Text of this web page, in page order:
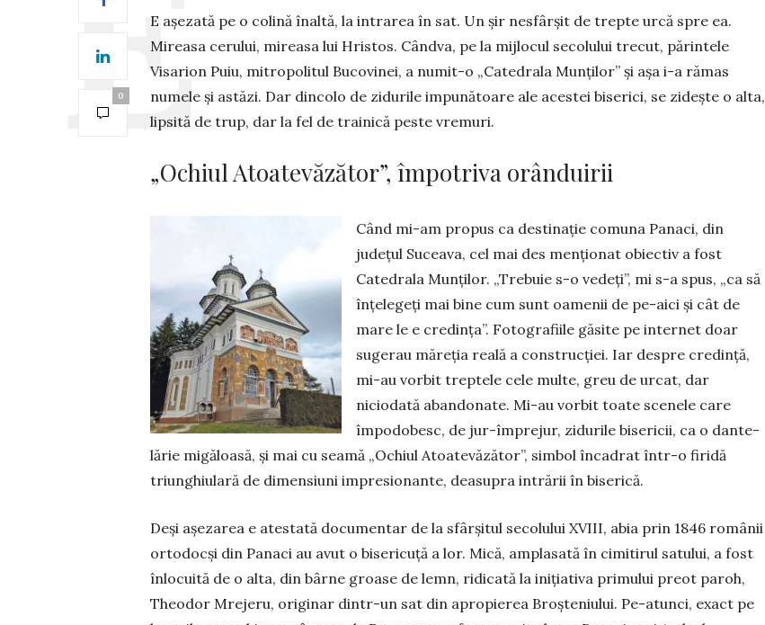
0
E așezată pe o colină înaltă, la intrarea în sat. Un șir nesfârșit de trepte urcă spre ea.
Mireasa cerului, mireasa lui Hristos. Cândva, pe la mijlocul secolului trecut, părintele
Visarion Puiu, mitropolitul Bucovinei, a numit-o „Catedrala Munților” și așa i-a rămas
numele și as­tăzi. Dar dincolo de zidurile impunătoare ale acestei biserici, se zidește o alta,
lipsită de trup, dar la fel de trainică peste vremuri.
„Ochiul Atoatevăzător”, împotriva orânduirii
Când mi-am propus ca desti­na­ție comuna Panaci, din
județul Su­ceava, cel mai des menționat obiec­tiv a fost
Catedrala Mun­ți­lor. „Trebuie s-o vedeți”, mi s-a spus, „ca să
înțelegeți mai bine cum sunt oamenii de pe-aici și cât de
mare le e credința”. Fotografiile găsite pe internet doar
sugerau mă­reția reală a construcției. Iar des­pre credință,
mi-au vorbit trep­te­le cele multe, greu de urcat, dar
niciodată abandonate. Mi-au vorbit toate sce­nele care
împodobesc, de jur-îm­pre­jur, zidurile bisericii, ca o dante­
lărie migăloasă, și mai cu sea­mă „Ochiul Atoate­văzător”, simbol încadrat într-o firidă
triun­ghiu­lară de dimensiuni impre­sio­nante, deasupra intrării în biserică.
Deși așezarea e atestată documentar de la sfâr­și­tul secolului XVIII, abia prin 1846 românii
orto­docși din Panaci au avut o bisericuță a lor. Mică, amplasată în cimitirul satului, a fost
înlocuită de o alta, din bârne groase de lemn, ri­di­cată la inițiativa primului preot pa­roh,
The­o­dor Mrejeru, originar din­tr-un sat din apropierea Broșteniului. Pe-atunci, exact pe